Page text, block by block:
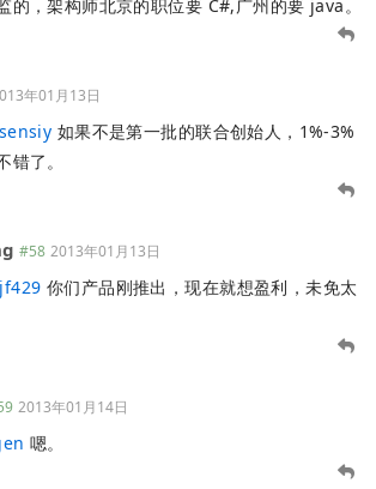
的，架构师北京的职位要 C#,广州的要 java。
年01月13日
如果不是第一批的联合创始人，1%-3%
错了。
#58 2013年01月13日
你们产品刚推出，现在就想盈利，未免太
2013年01月14日
嗯。